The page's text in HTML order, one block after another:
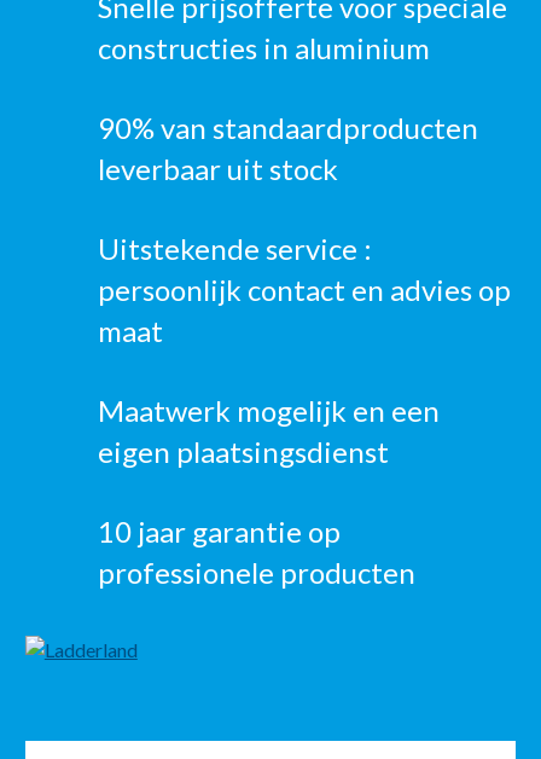
constructies in aluminium
90% van standaardproducten
leverbaar uit stock
Uitstekende service :
persoonlijk contact en advies op
maat
Maatwerk mogelijk en een
eigen plaatsingsdienst
10 jaar garantie op
professionele producten